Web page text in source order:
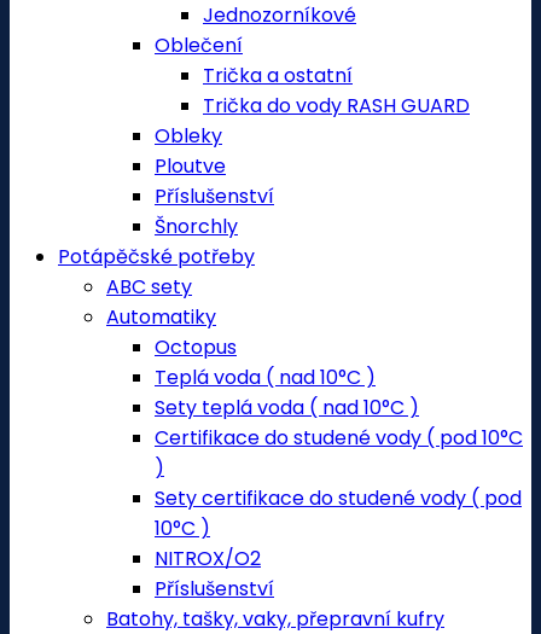
Jednozorníkové
Oblečení
Trička a ostatní
Trička do vody RASH GUARD
Obleky
Ploutve
Příslušenství
Šnorchly
Potápěčské potřeby
ABC sety
Automatiky
Octopus
Teplá voda ( nad 10°C )
Sety teplá voda ( nad 10°C )
Certifikace do studené vody ( pod 10°C
)
Sety certifikace do studené vody ( pod
10°C )
NITROX/O2
Příslušenství
Batohy, tašky, vaky, přepravní kufry